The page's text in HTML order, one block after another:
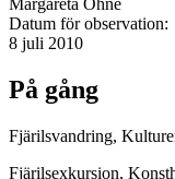
Datum för observation:
8 juli 2010
På gång
Fjärilsvandring,
Fjärilsexkursion,